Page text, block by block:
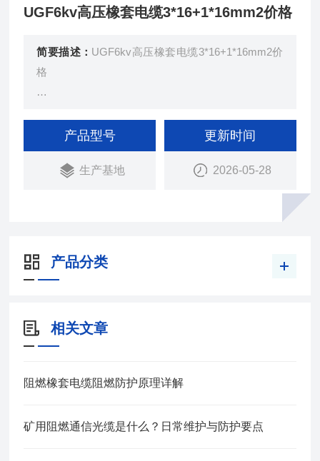
UGF6kv高压橡套电缆3*16+1*16mm2价格
简要描述： UGF6kv高压橡套电缆3*16+1*16mm2价
格
山采掘机械；起重运输机械等。
产品型号
生产基地
更新时间
2026-05-28
产品分类
相关文章
阻燃橡套电缆阻燃防护原理详解
矿用阻燃通信光缆是什么？日常维护与防护要点